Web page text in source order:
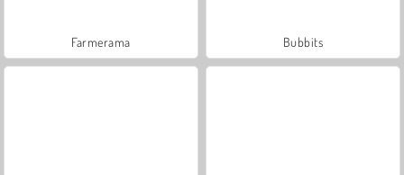
Farmerama Bubbits